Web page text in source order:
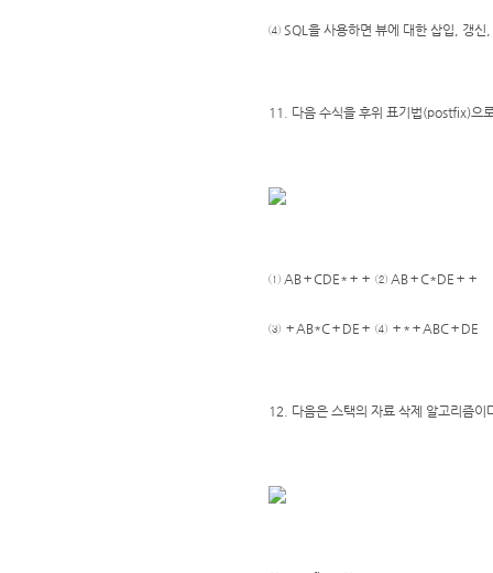
④ SQL을 사용하면 뷰에 대한 삽입, 갱신
11. 다음 수식을 후위 표기법(postfix)으
① AB＋CDE*＋＋ ② AB＋C*DE＋＋
③ ＋AB*C＋DE＋ ④ ＋*＋ABC＋DE
12. 다음은 스택의 자료 삭제 알고리즘